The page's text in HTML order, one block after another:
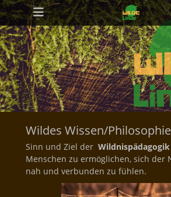
Primäres Menü
Zum
Inhalt
springen
Wildes Wissen/Philosophie
Sinn und Ziel der Wildnispädagogik
Menschen zu ermöglichen, sich der
nah und verbunden zu fühlen.